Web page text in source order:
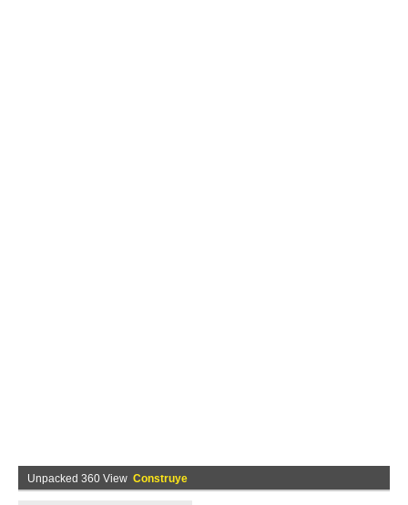
Unpacked 360 View Construye